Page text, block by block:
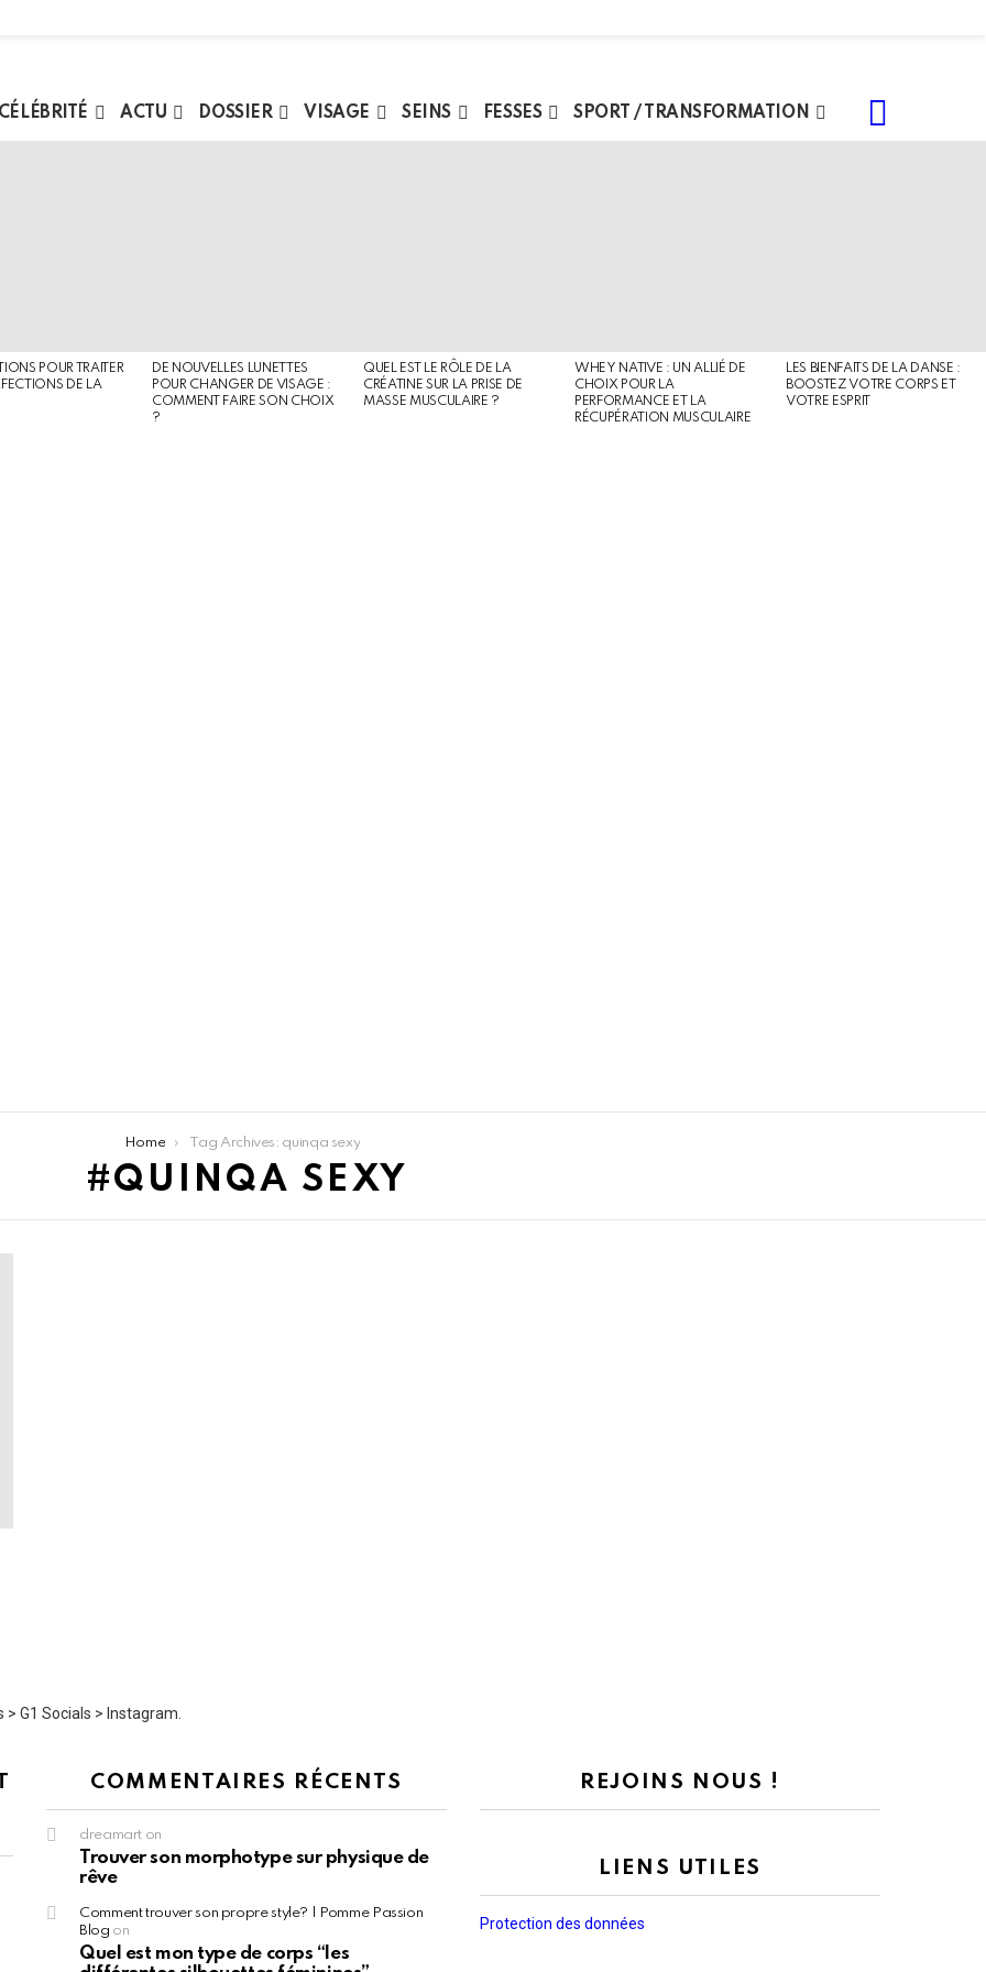
ACTU DOSSIER VISAGE SEINS FESSES SPORT / TRANSFORMATION
POUR TRAITER
DE LA
DE NOUVELLES LUNETTES
POUR CHANGER DE VISAGE :
COMMENT FAIRE SON CHOIX
?
QUEL EST LE RÔLE DE LA
CRÉATINE SUR LA PRISE DE
MASSE MUSCULAIRE ?
WHEY NATIVE : UN ALLIÉ DE
CHOIX POUR LA
PERFORMANCE ET LA
RÉCUPÉRATION MUSCULAIRE
LES BIENFAITS DE LA DANSE :
BOOSTEZ VOTRE CORPS ET
VOTRE ESPRIT
Home Tag Archives: quinqa sexy
QUINQA SEXY
G1 Socials > Instagram.
COMMENTAIRES RÉCENTS
dreamart on
Trouver son morphotype sur physique de
rêve
Comment trouver son propre style? | Pomme Passion
Blog on
Quel est mon type de corps “les
REJOINS NOUS !
LIENS UTILES
Protection des données